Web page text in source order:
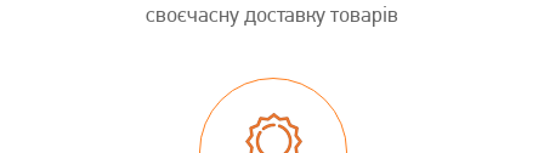
своєчасну доставку товарів